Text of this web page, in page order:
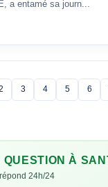
a entamé sa journ...
3 4 5 6
QUESTION À
24h/24